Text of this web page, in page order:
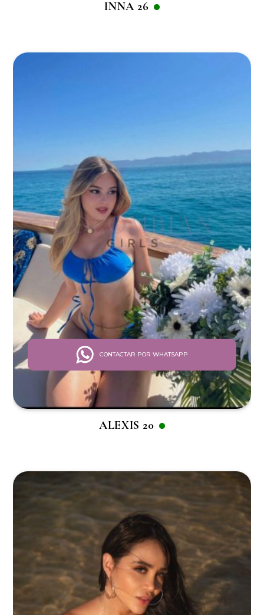
INNA 26
CONTACTAR POR WHATSAPP
ALEXIS 20